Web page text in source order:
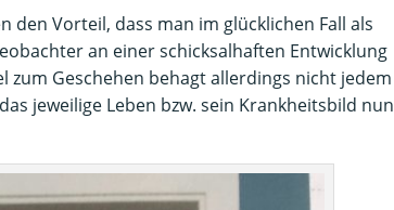
Vorteil, dass man im glücklichen Fall als
an einer schicksalhaften Entwicklung
zum Geschehen behagt allerdings nicht jedem
jeweilige Leben bzw. sein Krankheitsbild nun